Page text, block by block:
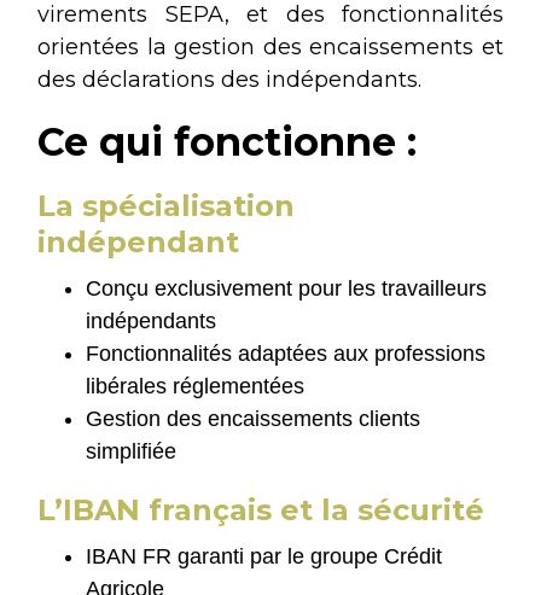
virements SEPA, et des fonctionnalités
orientées la gestion des encaissements et
des déclarations des indépendants.
Ce qui fonctionne :
La spécialisation
indépendant
Conçu exclusivement pour les travailleurs
indépendants
Fonctionnalités adaptées aux professions
libérales réglementées
Gestion des encaissements clients
simplifiée
L’IBAN français et la sécurité
IBAN FR garanti par le groupe Crédit
Agricole